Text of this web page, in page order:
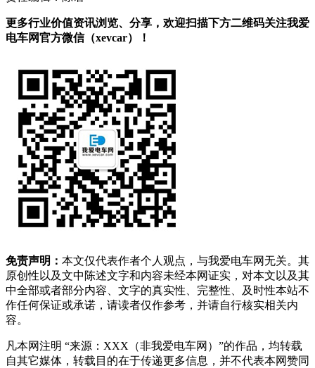
更多行业价值资讯浏览、分享，欢迎扫描下方二维码关注我爱
电车网官方微信（xevcar）！
免责声明： 本文仅代表作者个人观点，与我爱电车网无关。其
原创性以及文中陈述文字和内容未经本网证实，对本文以及其
中全部或者部分内容、文字的真实性、完整性、及时性本站不
作任何保证或承诺，请读者仅作参考，并请自行核实相关内
容。
凡本网注明 “来源：XXX（非我爱电车网）”的作品，均转载
自其它媒体，转载目的在于传递更多信息，并不代表本网赞同